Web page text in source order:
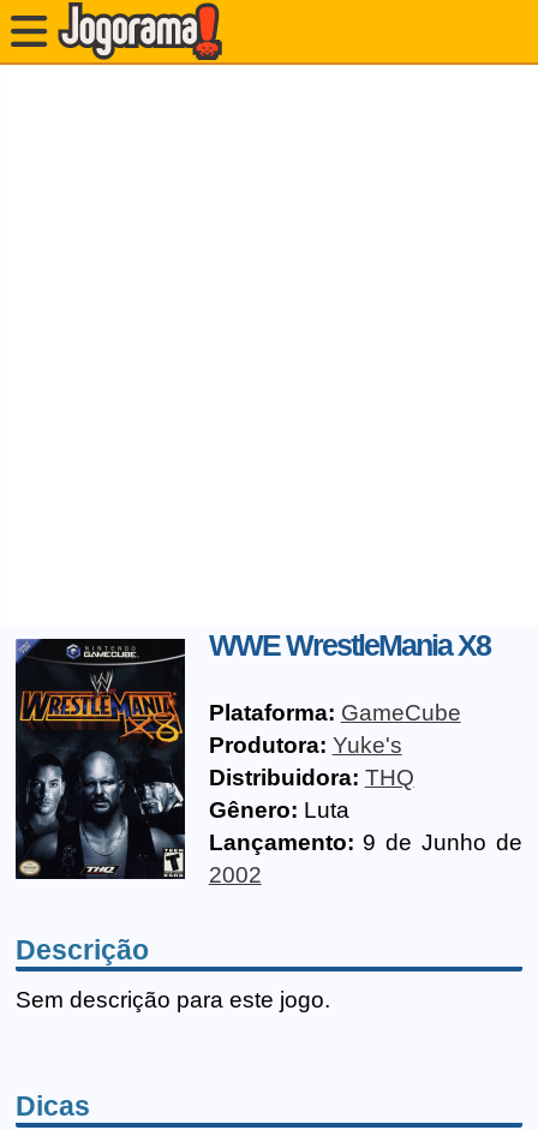
WWE WrestleMania X8
Plataforma: GameCube
Produtora: Yuke's
Distribuidora: THQ
Gênero: Luta
Lançamento: 9 de Junho de
2002
Descrição
Sem descrição para este jogo.
Dicas